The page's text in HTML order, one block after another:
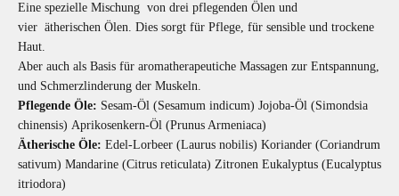
Eine spezielle Mischung von drei pflegenden Ölen und
vier ätherischen Ölen. Dies sorgt für Pflege, für sensible und trockene
Haut.
Aber auch als Basis für aromatherapeutiche Massagen zur Entspannung,
und Schmerzlinderung der Muskeln.
Pflegende Öle: Sesam-Öl (Sesamum indicum) Jojoba-Öl (Simondsia
chinensis) Aprikosenkern-Öl (Prunus Armeniaca)
Ätherische Öle: Edel-Lorbeer (Laurus nobilis) Koriander (Coriandrum
sativum) Mandarine (Citrus reticulata) Zitronen Eukalyptus (Eucalyptus
itriodora)